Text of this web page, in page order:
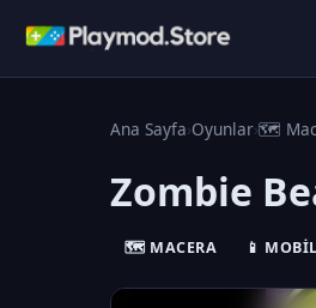
Ana Sayfa›Oyunlar›🗺️
Zombie
🗺️ MACERA 📱